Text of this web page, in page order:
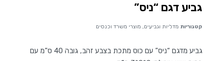
גביע דגם “ניס”
קטגוריות מדליות וגביעים, מוצרי משרד וכנסים
גביע מדגם “ניס” עם כוס מתכת בצבע זהב, גובה 40 ס”מ עם